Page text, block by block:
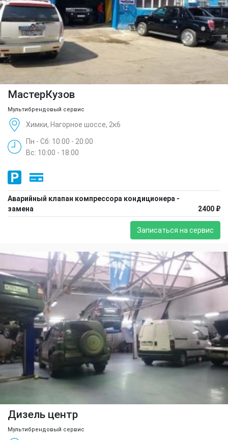
МастерКузов
Мультибрендовый сервис
Химки, Нагорное шоссе, 2к6
Пн - Сб: 10:00 - 20:00
Вс: 10:00 - 18:00
Аварийный клапан компрессора кондиционера -
замена
2400 ₽
Записаться на сервис
Дизель центр
Мультибрендовый сервис